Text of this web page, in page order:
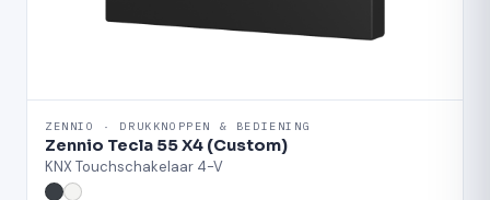
ZENNIO · DRUKKNOPPEN & BEDIENING
Zennio Tecla 55 X4 (Custom)
KNX Touchschakelaar 4-V